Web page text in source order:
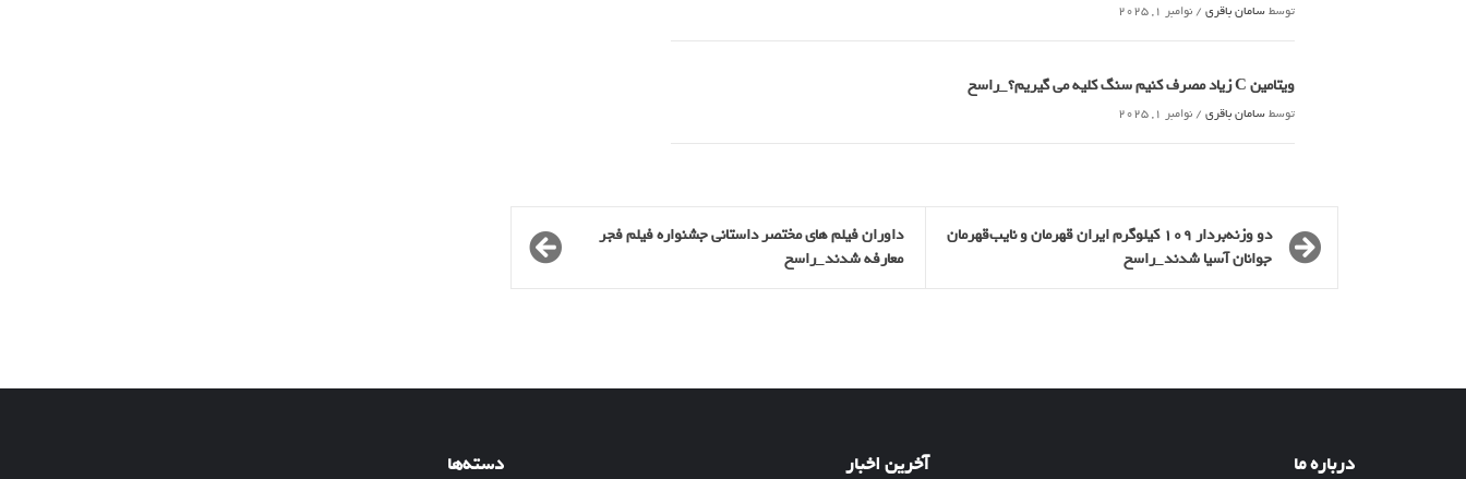
توسطسامان باقری / نوامبر 1, 2025
ویتامین C زیاد مصرف کنیم سنگ کلیه می گیریم؟_راسخ
توسطسامان باقری / نوامبر 1, 2025
دو وزنه‌بردار ۱۰۹ کیلوگرم ایران قهرمان و نایب‌قهرمان
جوانان آسیا شدند_راسخ
داوران فیلم های مختصر داستانی جشنواره فیلم فجر
معارفه شدند_راسخ
درباره ما آخرین اخبار دسته‌ها